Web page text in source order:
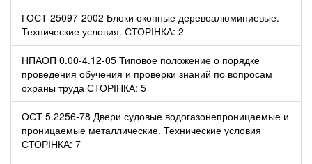
ГОСТ 25097-2002 Блоки оконные деревоалюминиевые.
Технические условия. СТОРІНКА: 2
НПАОП 0.00-4.12-05 Типовое положение о порядке
проведения обучения и проверки знаний по вопросам
охраны труда СТОРІНКА: 5
ОСТ 5.2256-78 Двери судовые водогазонепроницаемые и
проницаемые металлические. Технические условия
СТОРІНКА: 7